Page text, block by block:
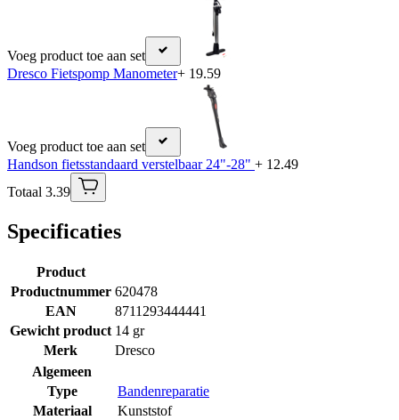
Voeg product toe aan set
Dresco Fietspomp Manometer+ 19.59
Voeg product toe aan set
Handson fietsstandaard verstelbaar 24"-28" + 12.49
Totaal 3.39
Specificaties
Product
Productnummer 620478
EAN
8711293444441
Gewicht product 14 gr
Merk
Dresco
Algemeen
Type
Bandenreparatie
Materiaal
Kunststof